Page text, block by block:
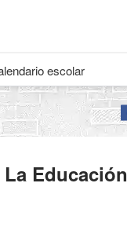
escolar
Educación